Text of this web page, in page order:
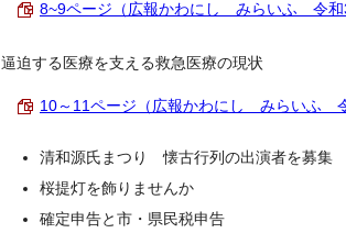
8~9ページ（広報かわにし みらいふ 令和
逼迫する医療を支える救急医療の現状
10～11ページ（広報かわにし みらいふ
清和源氏まつり 懐古行列の出演者を募集
桜提灯を飾りませんか
確定申告と市・県民税申告